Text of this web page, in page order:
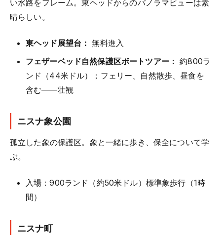
い水路をフレーム。東ヘッドからのパノラマビューは素
晴らしい。
東ヘッド展望台： 無料進入
フェザーベッド自然保護区ボートツアー： 約800ラ
ンド（44米ドル）；フェリー、自然散歩、昼食を
含む——壮観
ニスナ象公園
孤立した象の保護区。象と一緒に歩き、保全について学
ぶ。
入場：900ランド（約50米ドル）標準象歩行（1時
間）
ニスナ町